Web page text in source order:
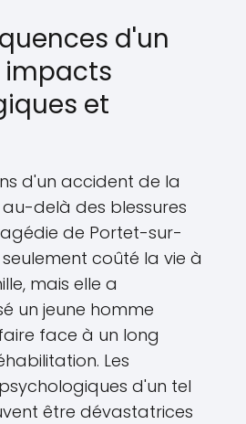
d'un
impacts
et
d'un accident de la
delà des blessures
de Portet-sur-
coûté la vie à
mais elle a
un jeune homme
face à un long
Les
d'un tel
être dévastatrices